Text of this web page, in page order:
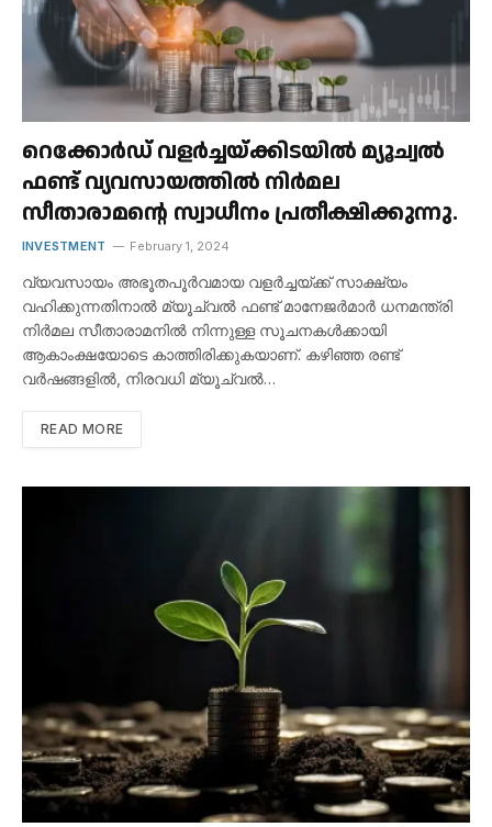
റെക്കോർഡ് വളർച്ചയ്ക്കിടയിൽ മ്യൂച്വൽ
ഫണ്ട് വ്യവസായത്തിൽ നിർമല
സീതാരാമൻ്റെ സ്വാധീനം പ്രതീക്ഷിക്കുന്നു.
INVESTMENT February 1, 2024
വ്യവസായം അഭൂതപൂർവമായ വളർച്ചയ്ക്ക് സാക്ഷ്യം
വഹിക്കുന്നതിനാൽ മ്യൂച്വൽ ഫണ്ട് മാനേജർമാർ ധനമന്ത്രി
നിർമല സീതാരാമനിൽ നിന്നുള്ള സൂചനകൾക്കായി
ആകാംക്ഷയോടെ കാത്തിരിക്കുകയാണ്. കഴിഞ്ഞ രണ്ട്
വർഷങ്ങളിൽ, നിരവധി മ്യൂച്വൽ…
READ MORE